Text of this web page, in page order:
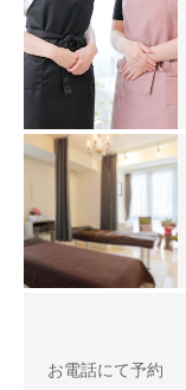
お電話にて予約